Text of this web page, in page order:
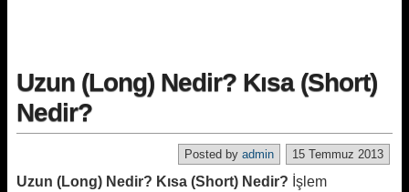
Uzun (Long) Nedir? Kısa (Short)
Nedir?
15 Temmuz 2013
Posted by admin
Uzun (Long) Nedir? Kısa (Short) Nedir? İşlem